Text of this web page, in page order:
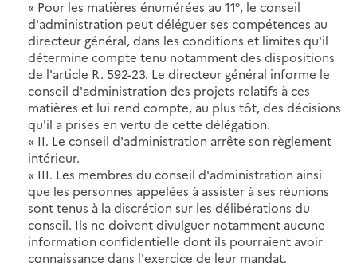
« Pour les matières énumérées au 11°, le conseil
d'administration peut déléguer ses compétences au
directeur général, dans les conditions et limites qu'il
détermine compte tenu notamment des dispositions
de l'article R. 592-23. Le directeur général informe le
conseil d'administration des projets relatifs à ces
matières et lui rend compte, au plus tôt, des décisions
qu'il a prises en vertu de cette délégation.
« II. Le conseil d'administration arrête son règlement
intérieur.
« III. Les membres du conseil d'administration ainsi
que les personnes appelées à assister à ses réunions
sont tenus à la discrétion sur les délibérations du
conseil. Ils ne doivent divulguer notamment aucune
information confidentielle dont ils pourraient avoir
connaissance dans l'exercice de leur mandat.